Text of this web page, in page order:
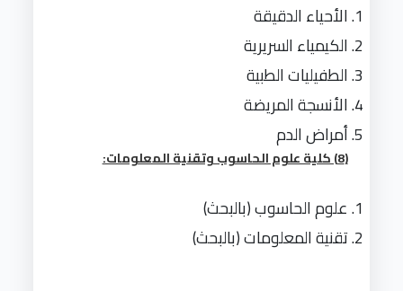
الأحياء الدقيقة
الكيمياء السريرية
الطفيليات الطبية
الأنسجة المريضة
أمراض الدم
(8) كلية علوم الحاسوب وتقنية المعلومات:
علوم الحاسوب (بالبحث)
تقنية المعلومات (بالبحث)